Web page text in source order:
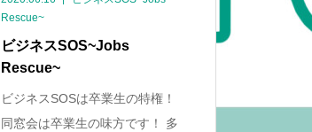
Rescue~
ビジネスSOS~Jobs
Rescue~
ビジネスSOSは卒業生の特権！
同窓会は卒業生の味方です！ 多